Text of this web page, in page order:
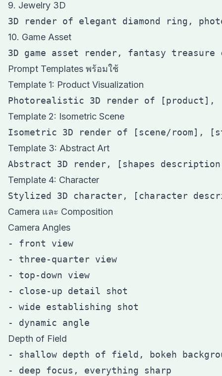
9. Jewelry 3D
10. Game Asset
Prompt Templates พร้อมใช้
Template 1: Product Visualization
Template 2: Isometric Scene
Template 3: Abstract Art
Template 4: Character
Camera และ Composition
Camera Angles
- front view
- three-quarter view
- top-down view
- close-up detail shot
- wide establishing shot
Depth of Field
- shallow depth of field, bokeh
- deep focus, everything sharp